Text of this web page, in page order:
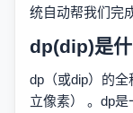
统自动帮我们完
dp(dip)是
dp（或dip）的全
立像素） 。dp